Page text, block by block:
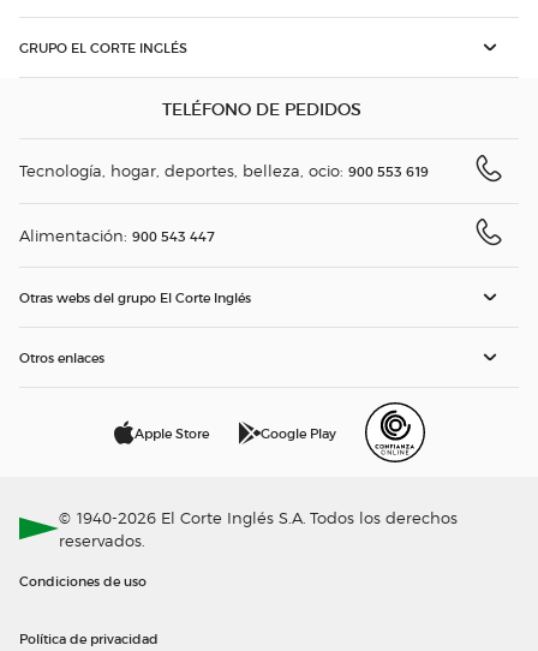
GRUPO EL CORTE INGLÉS
TELÉFONO DE PEDIDOS
Tecnología, hogar, deportes, belleza, ocio: 900 553 619
Alimentación: 900 543 447
Otras webs del grupo El Corte Inglés
Otros enlaces
Apple Store Google Play
© 1940-2026 El Corte Inglés S.A. Todos los derechos
reservados.
Condiciones de uso
Política de privacidad